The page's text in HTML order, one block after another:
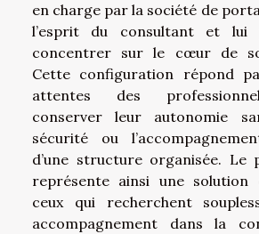
en charge par la société de
l’esprit du consultant et lui
concentrer sur le cœur de
Cette configuration répond
attentes des
conserver leur autonomie
sécurité ou
d’une structure organisée. Le
représente ainsi une solution
ceux qui recherchent
accompagnement dans la